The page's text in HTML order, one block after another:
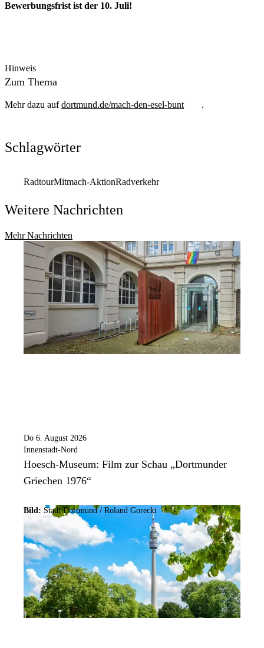
Bewerbungsfrist ist der 10. Juli!
Hinweis
Zum Thema
Mehr dazu aufdortmund.de/mach-den-esel-bunt .
Schlagwörter
RadtourMitmach-AktionRadverkehr
Weitere Nachrichten
Mehr Nachrichten
Do 6. August 2026
Innenstadt-Nord
Hoesch-Museum: Film zur Schau „Dortmunder
Griechen 1976“
Bild: Stadt Dortmund / Roland Gorecki